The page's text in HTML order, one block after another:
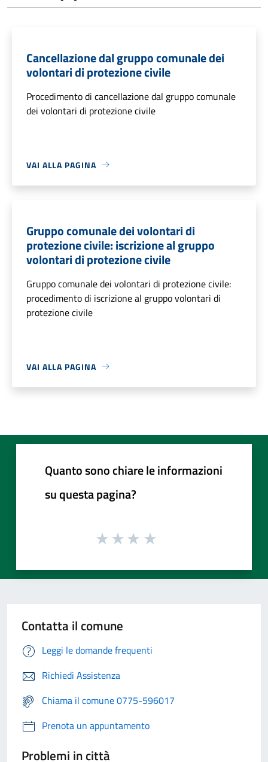
Cancellazione dal gruppo comunale dei
volontari di protezione civile
Procedimento di cancellazione dal gruppo comunale
dei volontari di protezione civile
VAI ALLA PAGINA
Gruppo comunale dei volontari di
protezione civile: iscrizione al gruppo
volontari di protezione civile
Gruppo comunale dei volontari di protezione civile:
procedimento di iscrizione al gruppo volontari di
protezione civile
VAI ALLA PAGINA
Quanto sono chiare le informazioni
su questa pagina?
Contatta il comune
Leggi le domande frequenti
Richiedi Assistenza
Chiama il comune 0775-596017
Prenota un appuntamento
Problemi in città